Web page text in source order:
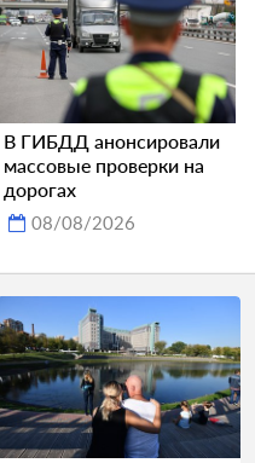
В ГИБДД анонсировали
массовые проверки на
дорогах
08/08/2026